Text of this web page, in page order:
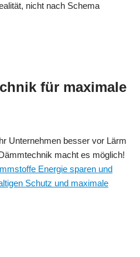
nicht nach Schema
für maximale
Unternehmen besser vor Lärm
macht es möglich!
Energie sparen und
Schutz und maximale